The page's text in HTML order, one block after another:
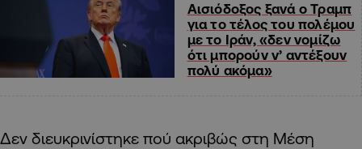
Αισιόδοξος ξανά ο Τραμπ
για το τέλος του πολέμου
με το Ιράν, «δεν νομίζω
ότι μπορούν ν’ αντέξουν
πολύ ακόμα»
Δεν διευκρινίστηκε πού ακριβώς στη Μέση